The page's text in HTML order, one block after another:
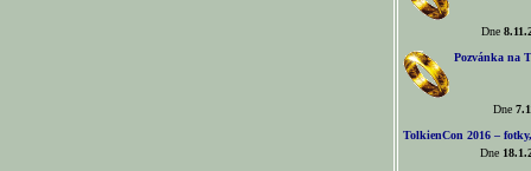
Dne
Pozvánka na
Dne
TolkienCon 2016 –
Dne